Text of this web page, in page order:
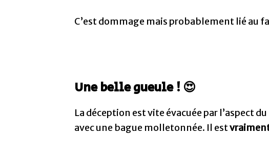
C’est dommage mais probablement lié au
Une belle gueule ! 😍
La déception est vite évacuée par l’aspect
avec une bague molletonnée. Il est